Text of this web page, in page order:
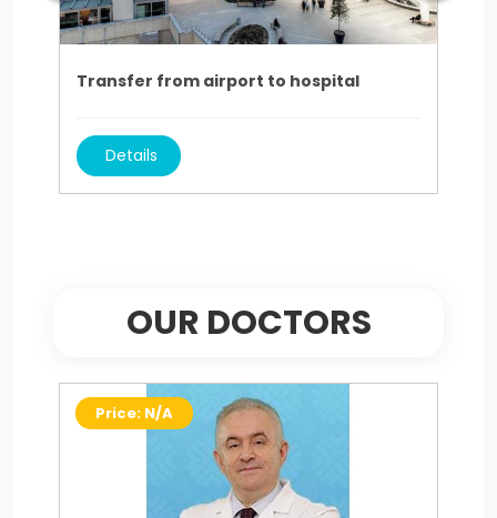
Transfer from airport to hospital
Details
OUR DOCTORS
Price: N/A